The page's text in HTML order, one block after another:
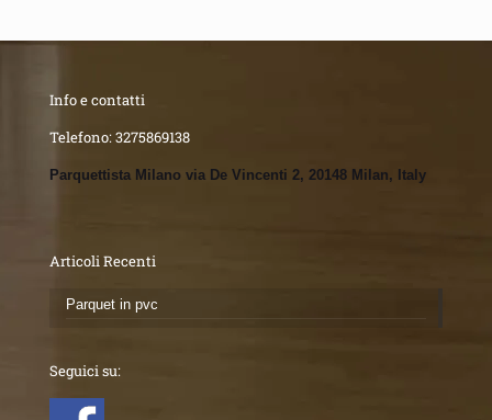
Info e contatti
Telefono:3275869138
Parquettista Milano via De Vincenti 2, 20148 Milan, Italy
Articoli Recenti
Parquet in pvc
Seguici su: